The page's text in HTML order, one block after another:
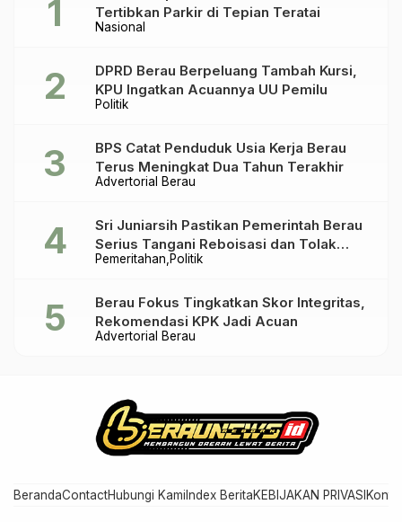
Nasional
Tertibkan Parkir di Tepian Teratai
Politik
DPRD Berau Berpeluang Tambah Kursi,
KPU Ingatkan Acuannya UU Pemilu
Advertorial Berau
BPS Catat Penduduk Usia Kerja Berau
Terus Meningkat Dua Tahun Terakhir
Pemeritahan Politik
Sri Juniarsih Pastikan Pemerintah Berau
Serius Tangani Reboisasi dan Tolak
Praktik Ilegal
Advertorial Berau
Berau Fokus Tingkatkan Skor Integritas,
Rekomendasi KPK Jadi Acuan
BerandaContactHubungi Kami Index BeritaKEBIJAKAN PRIVASI